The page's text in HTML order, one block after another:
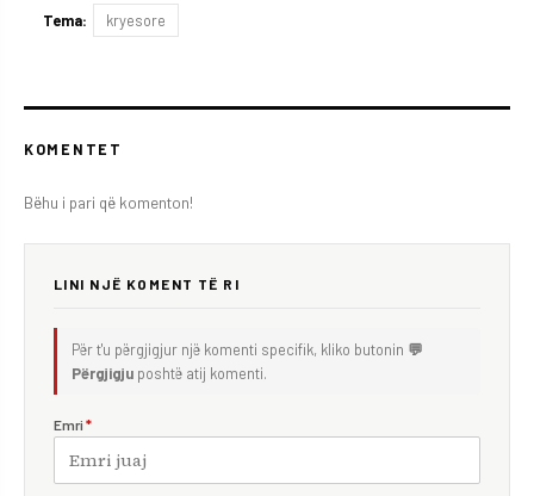
Tema: kryesore
KOMENTET
Bëhu i pari që komenton!
LINI NJË KOMENT TË RI
Për t'u përgjigjur një komenti specifik, kliko butonin 💬
Përgjigju poshtë atij komenti.
Emri *